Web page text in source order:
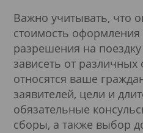
Подробнее
Важно учитывать, что
стоимость оформления
разрешения на
зависеть от
относятся ваше
заявителей, цели и
обязательные
сборы, а также выбор